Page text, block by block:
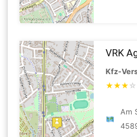
VRK
Kfz-
★★★ ☆
Am